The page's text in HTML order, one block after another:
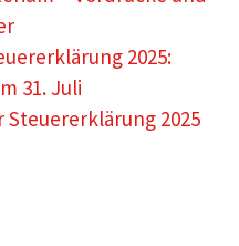
2025:
31. Juli
Steuererklärung 2025